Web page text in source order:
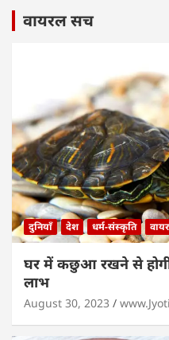
वायरल सच
दुनियाँ देश धर्म-संस्कृति
घर में कछुआ रखने से होगी
लाभ
August 30, 2023